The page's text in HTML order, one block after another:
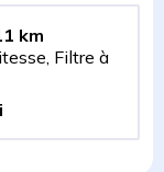
km
Filtre à